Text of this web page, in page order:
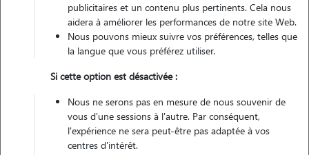
publicitaires et un contenu plus pertinents. Cela nous
aidera à améliorer les performances de notre site Web.
Nous pouvons mieux suivre vos préférences, telles que
la langue que vous préférez utiliser.
Si cette option est désactivée :
Nous ne serons pas en mesure de nous souvenir de
vous d'une sessions à l'autre. Par conséquent,
l'expérience ne sera peut-être pas adaptée à vos
centres d'intérêt.